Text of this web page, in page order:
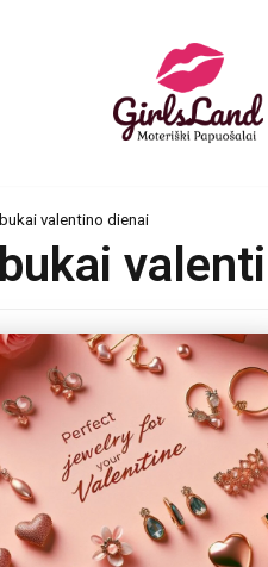
valentino dienai